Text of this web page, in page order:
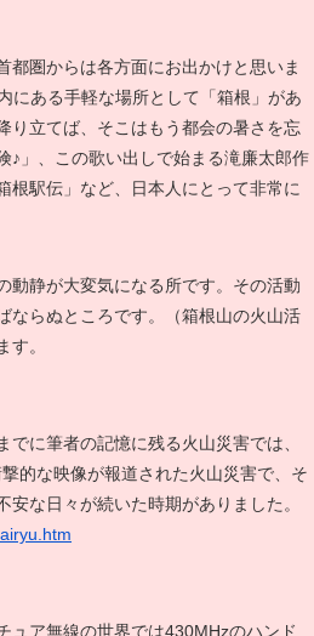
都圏からは各方面にお出かけと思いま
にある手軽な場所として「箱根」があ
り立てば、そこはもう都会の暑さを忘
♪」、この歌い出しで始まる滝廉太郎作
根駅伝」など、日本人にとって非常に
動静が大変気になる所です。その活動
ならぬところです。（箱根山の火山活
。
に筆者の記憶に残る火山災害では、
的な映像が報道された火山災害で、そ
な日々が続いた時期がありました。
ュア無線の世界では430MHzのハンド